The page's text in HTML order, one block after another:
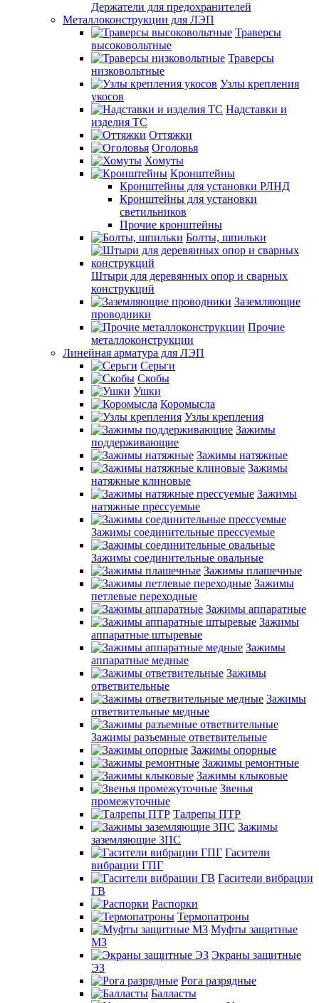
Держатели для предохранителей
Металлоконструкции для ЛЭП
Траверсы
высоковольтные
Траверсы
низковольтные
Узлы крепления
укосов
Надставки и
изделия ТС
Оттяжки
Оголовья
Хомуты
Кронштейны
Кронштейны для установки РЛНД
Кронштейны для установки
светильников
Прочие кронштейны
Болты, шпильки
Штыри для деревянных опор и сварных
конструкций
Заземляющие
проводники
Прочие
металлоконструкции
Линейная арматура для ЛЭП
Серьги
Скобы
Ушки
Коромысла
Узлы крепления
Зажимы
поддерживающие
Зажимы натяжные
Зажимы
натяжные клиновые
Зажимы
натяжные прессуемые
Зажимы соединительные прессуемые
Зажимы соединительные овальные
Зажимы плашечные
Зажимы
петлевые переходные
Зажимы аппаратные
Зажимы
аппаратные штыревые
Зажимы
аппаратные медные
Зажимы
ответвительные
Зажимы
ответвительные медные
Зажимы разъемные ответвительные
Зажимы опорные
Зажимы ремонтные
Зажимы клыковые
Звенья
промежуточные
Талрепы ПТР
Зажимы
заземляющие 3ПС
Гасители
вибрации ГПГ
Гасители вибрации
ГВ
Распорки
Термопатроны
Муфты защитные
МЗ
Экраны защитные
ЭЗ
Рога разрядные
Балласты